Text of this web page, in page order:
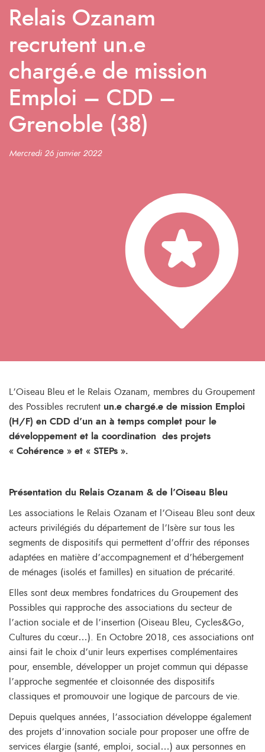
Relais Ozanam
recrutent un.e
chargé.e de mission
Emploi – CDD –
Grenoble (38)
Mercredi 26 janvier 2022
L’Oiseau Bleu et le Relais Ozanam, membres du Groupement
des Possibles recrutent un.e chargé.e de mission Emploi
(H/F) en CDD d’un an à temps complet pour le
développement et la coordination des projets
« Cohérence » et « STEPs ».
Présentation du Relais Ozanam & de l’Oiseau Bleu
Les associations le Relais Ozanam et l’Oiseau Bleu sont deux
acteurs privilégiés du département de l’Isère sur tous les
segments de dispositifs qui permettent d’offrir des réponses
adaptées en matière d’accompagnement et d’hébergement
de ménages (isolés et familles) en situation de précarité.
Elles sont deux membres fondatrices du Groupement des
Possibles qui rapproche des associations du secteur de
l’action sociale et de l’insertion (Oiseau Bleu, Cycles&Go,
Cultures du cœur…). En Octobre 2018, ces associations ont
ainsi fait le choix d’unir leurs expertises complémentaires
pour, ensemble, développer un projet commun qui dépasse
l’approche segmentée et cloisonnée des dispositifs
classiques et promouvoir une logique de parcours de vie.
Depuis quelques années, l’association développe également
des projets d’innovation sociale pour proposer une offre de
services élargie (santé, emploi, social…) aux personnes en